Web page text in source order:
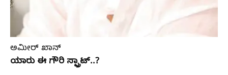
ಅಮೀರ್ ಖಾನ್‌
ಯಾರು ಈ ಗೌರಿ ಸ್ಪ್ರಾಟ್‌..?